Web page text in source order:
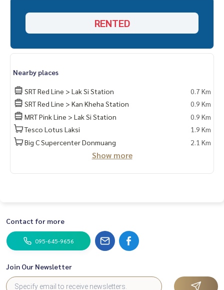
Line Add Click :https://lin.ee/C4eqRVC
รับฝากซื้อ ขาย เช่า ที่ดิน บ้าน ทาวเฮ้าส์ ทาวโฮม คอนโด อพาร์ทเม
ะบบเครือข่าย และใช้เทคโนโลยีล่าสุดในการทำการตลาดเพื่อหาลู
.
เช่า คอนโด แฮปปี้ คอนโด ดอนเมือง เดอะ เทอมินอล/Happy Con
doDonmuang The Terminal
คอนโด เช่า วิภาวดี สรงประภา หลักสี่ ดอนเมือง แจ้งวัฒนะ
คอนโด BTSแยกคปอ เช่า
Happy CondoDonmuang The Terminal rent
Happy CondoDonmuang The Terminal rent Vibhavadi Songp
rapha, Laksi, Don Mueang, Chaengwattana
RENTED
Nearby places
SRT Red Line > Lak Si Station
0.7 Km
SRT Red Line > Kan Kheha Station
0.9 Km
MRT Pink Line > Lak Si Station
0.9 Km
Tesco Lotus Laksi
1.9 Km
Big C Supercenter Donmuang
2.1 Km
Show more
Contact for more
095-645-9656
Join Our Newsletter